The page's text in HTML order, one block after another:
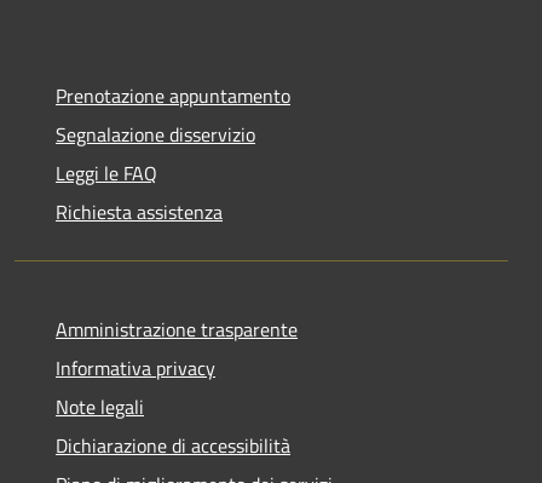
Prenotazione appuntamento
Segnalazione disservizio
Leggi le FAQ
Richiesta assistenza
Amministrazione trasparente
Informativa privacy
Note legali
Dichiarazione di accessibilità